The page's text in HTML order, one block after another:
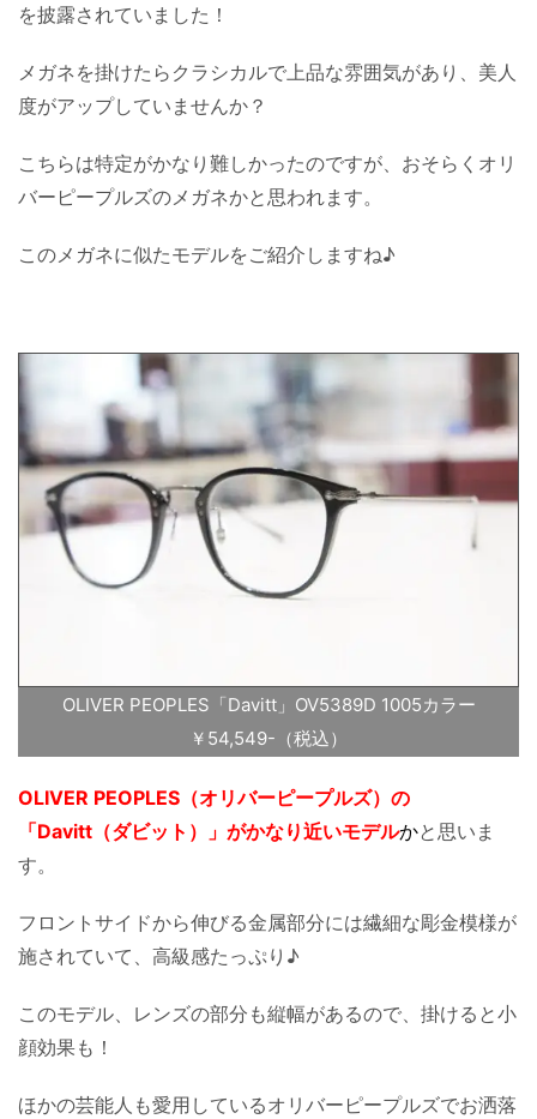
を披露されていました！
メガネを掛けたらクラシカルで上品な雰囲気があり、美人
度がアップしていませんか？
こちらは特定がかなり難しかったのですが、おそらくオリ
バーピープルズのメガネかと思われます。
このメガネに似たモデルをご紹介しますね♪
OLIVER PEOPLES「Davitt」OV5389D 1005カラー
￥54,549-（税込）
OLIVER PEOPLES（オリバーピープルズ）の
「Davitt（ダビット）」がかなり近いモデルかと思いま
す。
フロントサイドから伸びる金属部分には繊細な彫金模様が
施されていて、高級感たっぷり♪
このモデル、レンズの部分も縦幅があるので、掛けると小
顔効果も！
ほかの芸能人も愛用しているオリバーピープルズでお洒落